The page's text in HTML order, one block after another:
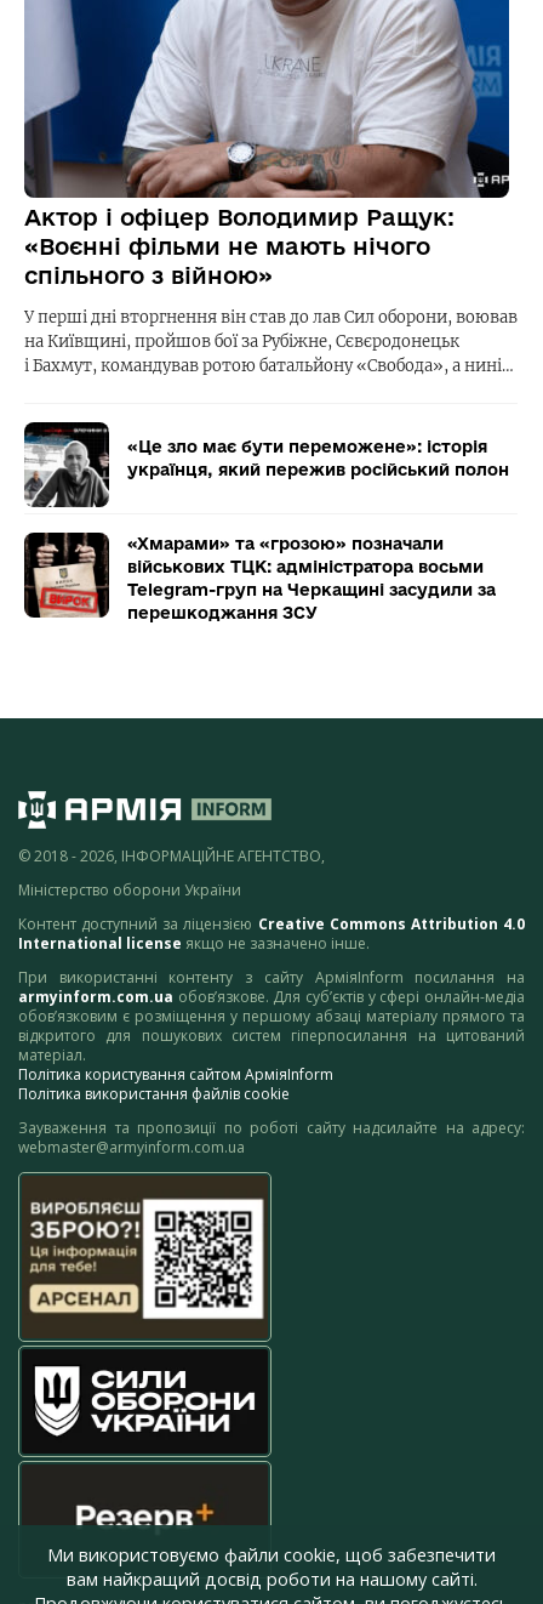
Актор і офіцер Володимир Ращук:
«Воєнні фільми не мають нічого
спільного з війною»
У перші дні вторгнення він став до лав Сил оборони, воював
на Київщині, пройшов бої за Рубіжне, Сєвєродонецьк
і Бахмут, командував ротою батальйону «Свобода», а нині…
«Це зло має бути переможене»: історія
українця, який пережив російський полон
«Хмарами» та «грозою» позначали
військових ТЦК: адміністратора восьми
Telegram-груп на Черкащині засудили за
перешкоджання ЗСУ
© 2018 - 2026, ІНФОРМАЦІЙНЕ АГЕНТСТВО,
Міністерство оборони України
Контент доступний за ліцензією Creative Commons Attribution 4.0
International license якщо не зазначено інше.
При використанні контенту з сайту АрміяInform посилання на
armyinform.com.ua обов’язкове. Для суб’єктів у сфері онлайн-медіа
обов’язковим є розміщення у першому абзаці матеріалу прямого та
відкритого для пошукових систем гіперпосилання на цитований
матеріал.
Політика користування сайтом АрміяInform
Політика використання файлів cookie
Зауваження та пропозиції по роботі сайту надсилайте на адресу:
webmaster@armyinform.com.ua
Ми використовуємо файли cookie, щоб забезпечити
вам найкращий досвід роботи на нашому сайті.